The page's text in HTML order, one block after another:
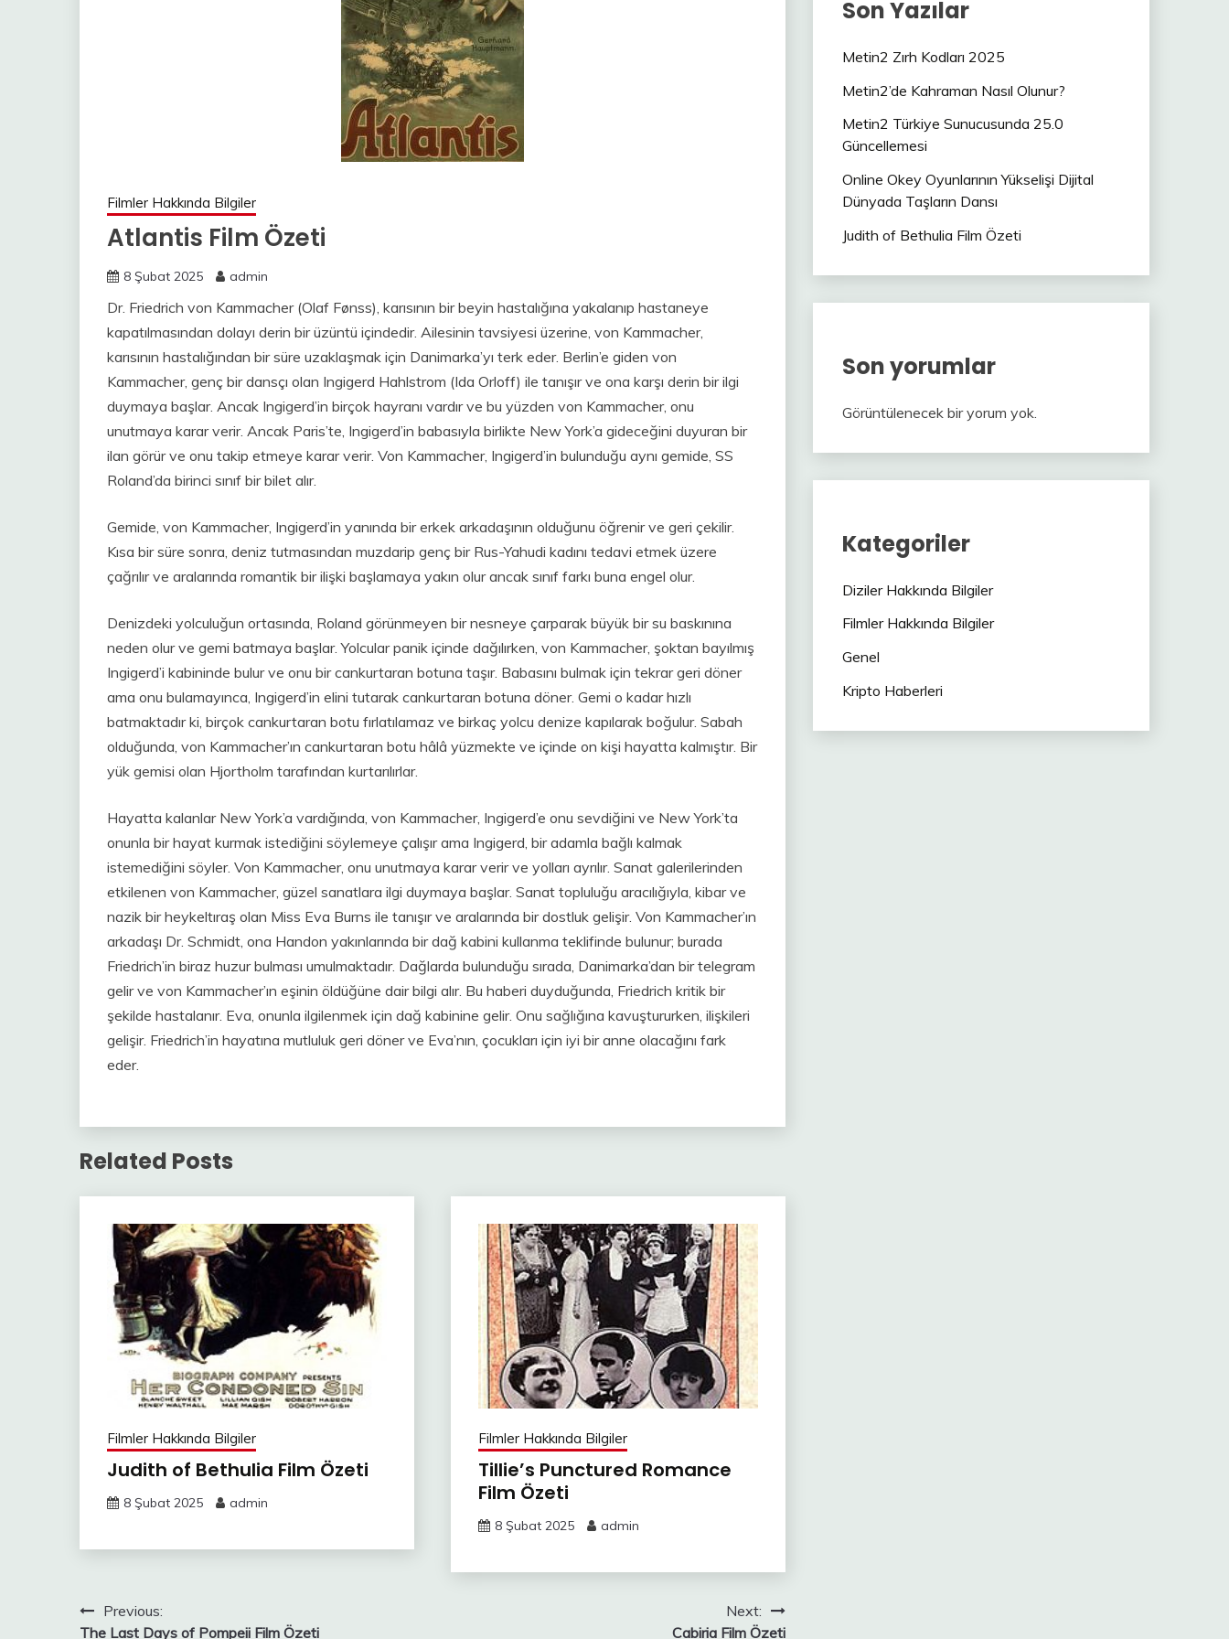
Filmler Hakkında Bilgiler
Atlantis Film Özeti
8 Şubat 2025 admin
Dr. Friedrich von Kammacher (Olaf Fønss), karısının bir beyin hastalığına yakalanıp hastaneye
kapatılmasından dolayı derin bir üzüntü içindedir. Ailesinin tavsiyesi üzerine, von Kammacher,
karısının hastalığından bir süre uzaklaşmak için Danimarka’yı terk eder. Berlin’e giden von
Kammacher, genç bir dansçı olan Ingigerd Hahlstrom (Ida Orloff) ile tanışır ve ona karşı derin bir ilgi
duymaya başlar. Ancak Ingigerd’in birçok hayranı vardır ve bu yüzden von Kammacher, onu
unutmaya karar verir. Ancak Paris’te, Ingigerd’in babasıyla birlikte New York’a gideceğini duyuran bir
ilan görür ve onu takip etmeye karar verir. Von Kammacher, Ingigerd’in bulunduğu aynı gemide, SS
Roland’da birinci sınıf bir bilet alır.
Gemide, von Kammacher, Ingigerd’in yanında bir erkek arkadaşının olduğunu öğrenir ve geri çekilir.
Kısa bir süre sonra, deniz tutmasından muzdarip genç bir Rus-Yahudi kadını tedavi etmek üzere
çağrılır ve aralarında romantik bir ilişki başlamaya yakın olur ancak sınıf farkı buna engel olur.
Denizdeki yolculuğun ortasında, Roland görünmeyen bir nesneye çarparak büyük bir su baskınına
neden olur ve gemi batmaya başlar. Yolcular panik içinde dağılırken, von Kammacher, şoktan bayılmış
Ingigerd’i kabininde bulur ve onu bir cankurtaran botuna taşır. Babasını bulmak için tekrar geri döner
ama onu bulamayınca, Ingigerd’in elini tutarak cankurtaran botuna döner. Gemi o kadar hızlı
batmaktadır ki, birçok cankurtaran botu fırlatılamaz ve birkaç yolcu denize kapılarak boğulur. Sabah
olduğunda, von Kammacher’ın cankurtaran botu hâlâ yüzmekte ve içinde on kişi hayatta kalmıştır. Bir
yük gemisi olan Hjortholm tarafından kurtarılırlar.
Hayatta kalanlar New York’a vardığında, von Kammacher, Ingigerd’e onu sevdiğini ve New York’ta
onunla bir hayat kurmak istediğini söylemeye çalışır ama Ingigerd, bir adamla bağlı kalmak
istemediğini söyler. Von Kammacher, onu unutmaya karar verir ve yolları ayrılır. Sanat galerilerinden
etkilenen von Kammacher, güzel sanatlara ilgi duymaya başlar. Sanat topluluğu aracılığıyla, kibar ve
nazik bir heykeltıraş olan Miss Eva Burns ile tanışır ve aralarında bir dostluk gelişir. Von Kammacher’ın
arkadaşı Dr. Schmidt, ona Handon yakınlarında bir dağ kabini kullanma teklifinde bulunur; burada
Friedrich’in biraz huzur bulması umulmaktadır. Dağlarda bulunduğu sırada, Danimarka’dan bir telegram
gelir ve von Kammacher’ın eşinin öldüğüne dair bilgi alır. Bu haberi duyduğunda, Friedrich kritik bir
şekilde hastalanır. Eva, onunla ilgilenmek için dağ kabinine gelir. Onu sağlığına kavuştururken, ilişkileri
gelişir. Friedrich’in hayatına mutluluk geri döner ve Eva’nın, çocukları için iyi bir anne olacağını fark
eder.
Related Posts
Filmler Hakkında Bilgiler
Judith of Bethulia Film Özeti
8 Şubat 2025 admin
Filmler Hakkında Bilgiler
Tillie’s Punctured Romance
Film Özeti
8 Şubat 2025 admin
YazıPrevious:
The Last Days of Pompeii Film Özeti
Next:
Cabiria Film Özeti
Son Yazılar
Metin2 Zırh Kodları 2025
Metin2’de Kahraman Nasıl Olunur?
Metin2 Türkiye Sunucusunda 25.0
Güncellemesi
Online Okey Oyunlarının Yükselişi Dijital
Dünyada Taşların Dansı
Judith of Bethulia Film Özeti
Son yorumlar
Görüntülenecek bir yorum yok.
Kategoriler
Diziler Hakkında Bilgiler
Filmler Hakkında Bilgiler
Genel
Kripto Haberleri